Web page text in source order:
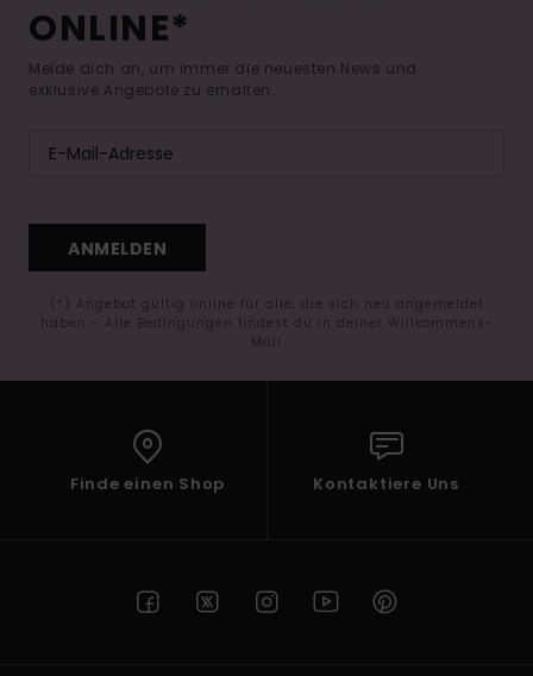
ONLINE*
Melde dich an, um immer die neuesten News und
exklusive Angebote zu erhalten.
ANMELDEN
(*) Angebot gültig online für alle, die sich neu angemeldet
haben - Alle Bedingungen findest du in deiner Willkommens-
Mail
Finde einen Shop Kontaktiere Uns